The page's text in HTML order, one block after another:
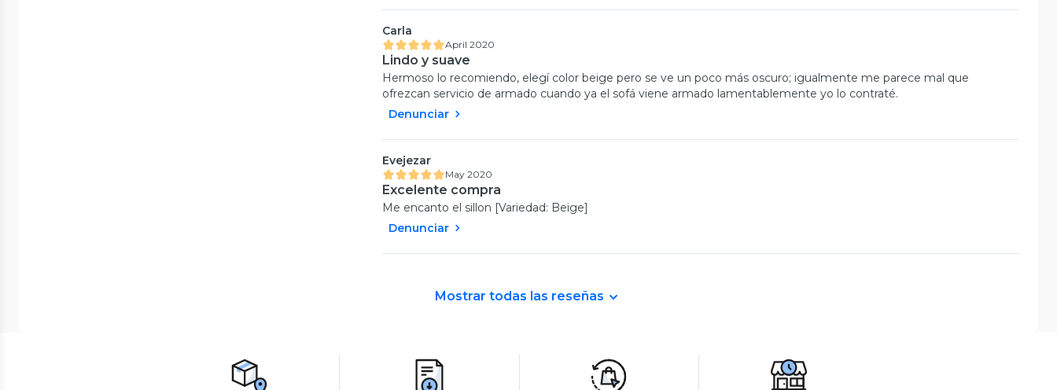
Carla
April 2020
Lindo y suave
Hermoso lo recomiendo, elegí color beige pero se ve un poco más oscuro; igualmente me parece mal que
ofrezcan servicio de armado cuando ya el sofá viene armado lamentablemente yo lo contraté.
Denunciar
Evejezar
May 2020
Excelente compra
Me encanto el sillon [Variedad: Beige]
Denunciar
Mostrar todas las reseñas